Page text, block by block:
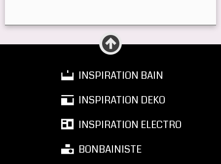
INSPIRATION BAIN
INSPIRATION DEKO
INSPIRATION ELECTRO
BONBAINISTE